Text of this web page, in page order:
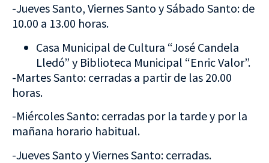
-Jueves Santo, Viernes Santo y Sábado Santo: de
10.00 a 13.00 horas.
Casa Municipal de Cultura “José Candela
Lledó” y Biblioteca Municipal “Enric Valor”.
-Martes Santo: cerradas a partir de las 20.00
horas.
-Miércoles Santo: cerradas por la tarde y por la
mañana horario habitual.
-Jueves Santo y Viernes Santo: cerradas.